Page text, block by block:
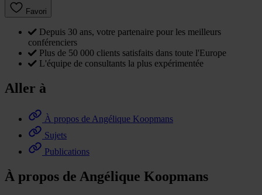
Favori
Depuis 30 ans, votre partenaire pour les meilleurs
conférenciers
Plus de 50 000 clients satisfaits dans toute l'Europe
L'équipe de consultants la plus expérimentée
Aller à
À propos de Angélique Koopmans
Sujets
Publications
À propos de Angélique Koopmans